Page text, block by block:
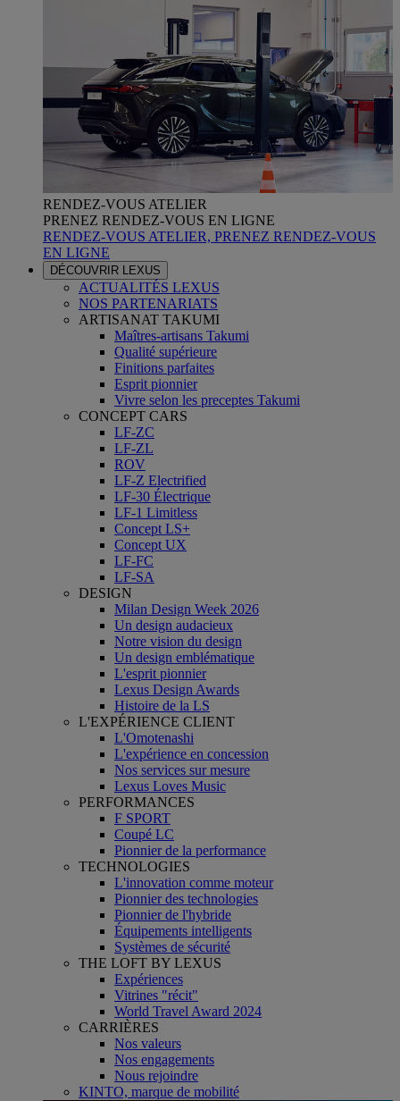
RENDEZ-VOUS ATELIER
PRENEZ RENDEZ-VOUS EN LIGNE
RENDEZ-VOUS ATELIER, PRENEZ RENDEZ-VOUS
EN LIGNE
DÉCOUVRIR LEXUS
ACTUALITÉS LEXUS
NOS PARTENARIATS
ARTISANAT TAKUMI
Maîtres-artisans Takumi
Qualité supérieure
Finitions parfaites
Esprit pionnier
Vivre selon les preceptes Takumi
CONCEPT CARS
LF-ZC
LF-ZL
ROV
LF-Z Electrified
LF-30 Électrique
LF-1 Limitless
Concept LS+
Concept UX
LF-FC
LF-SA
DESIGN
Milan Design Week 2026
Un design audacieux
Notre vision du design
Un design emblématique
L'esprit pionnier
Lexus Design Awards
Histoire de la LS
L'EXPÉRIENCE CLIENT
L'Omotenashi
L'expérience en concession
Nos services sur mesure
Lexus Loves Music
PERFORMANCES
F SPORT
Coupé LC
Pionnier de la performance
TECHNOLOGIES
L'innovation comme moteur
Pionnier des technologies
Pionnier de l'hybride
Équipements intelligents
Systèmes de sécurité
THE LOFT BY LEXUS
Expériences
Vitrines "récit"
World Travel Award 2024
CARRIÈRES
Nos valeurs
Nos engagements
Nous rejoindre
KINTO, marque de mobilité